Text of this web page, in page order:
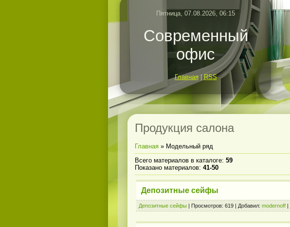
Пятница, 07.08.2026, 06:15
Современный
офис
Главная|RSS
Продукция салона
Главная » Модельный ряд
Всего материалов в каталоге: 59
Показано материалов: 41-50
Депозитные сейфы
Депозитные сейфы | Просмотров: 619 | Добавил: modernoff |